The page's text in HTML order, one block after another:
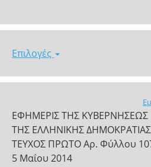
Επιλογές
ΕΦΗΜΕΡΙΣ ΤΗΣ ΚΥΒΕΡΝΗΣΕΩΣ
ΤΗΣ ΕΛΛΗΝΙΚΗΣ ΔΗΜΟΚΡΑΤΙΑΣ
ΤΕΥΧΟΣ ΠΡΩΤΟ Αρ. Φύλλου
5 Μαΐου 2014